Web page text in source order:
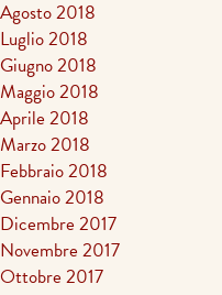
Agosto 2018
Luglio 2018
Giugno 2018
Maggio 2018
Aprile 2018
Marzo 2018
Febbraio 2018
Gennaio 2018
Dicembre 2017
Novembre 2017
Ottobre 2017